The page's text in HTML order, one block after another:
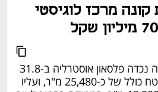
פלסאון תעשיות קונה מרכז לוגיסטי
רוכשת, באמצעות חברה נכדה פלסאון אוסטרליה ב-31.8